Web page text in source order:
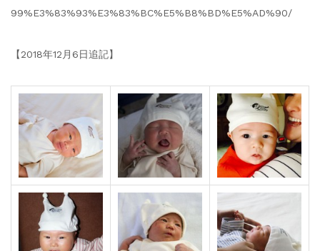
99%E3%83%93%E3%83%BC%E5%B8%BD%E5%AD%90/
【2018年12月6日追記】